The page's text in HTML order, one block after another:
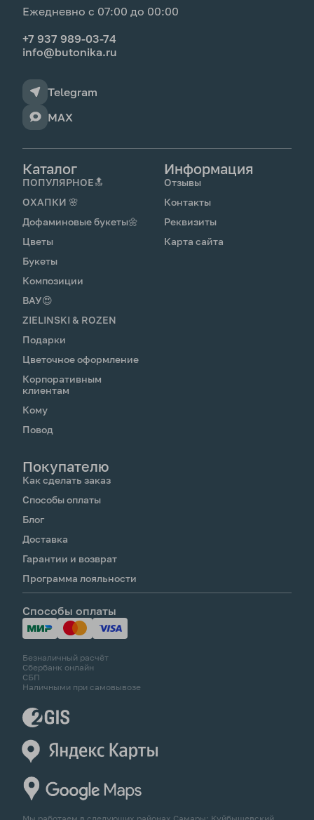
Ежедневно с 07:00 до 00:00
+7 937 989-03-74
info@butonika.ru
Telegram
MAX
Каталог
ПОПУЛЯРНОЕ🔝
ОХАПКИ 🌸
Дофаминовые букеты🌼
Цветы
Букеты
Композиции
ВАУ😍
ZIELINSKI & ROZEN
Подарки
Цветочное оформление
Корпоративным
клиентам
Кому
Повод
Информация
Отзывы
Контакты
Реквизиты
Карта сайта
Покупателю
Как сделать заказ
Способы оплаты
Блог
Доставка
Гарантии и возврат
Программа лояльности
Способы оплаты
Безналичный расчёт
Сбербанк онлайн
СБП
Наличными при самовывозе